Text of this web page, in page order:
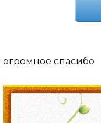
огромное спасибо